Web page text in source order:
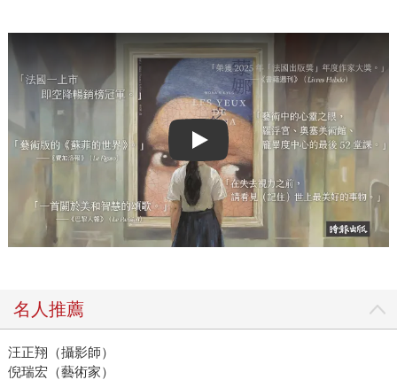
Play video
名人推薦
汪正翔（攝影師）
倪瑞宏（藝術家）